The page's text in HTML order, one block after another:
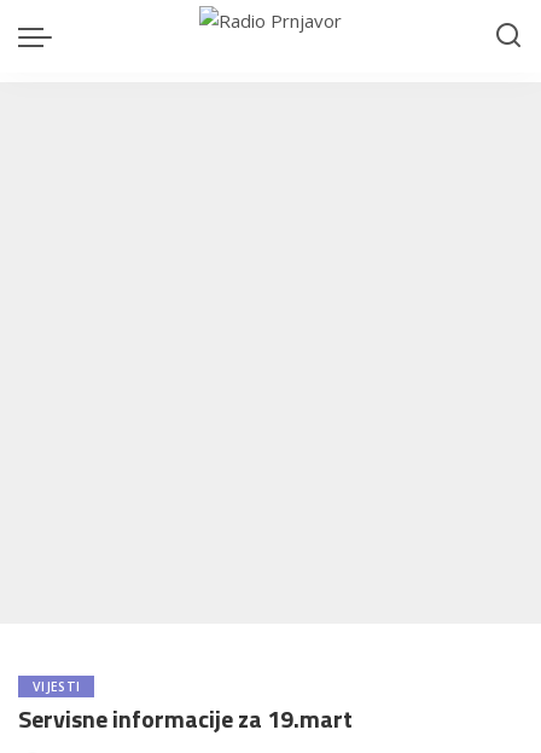
VIJESTI
Servisne informacije za 19.mart